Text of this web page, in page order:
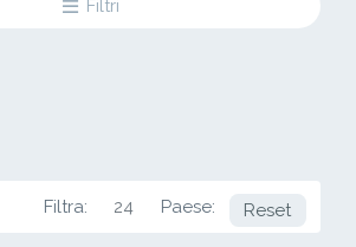
Filtri
Filtra: 24 Paese: LT
Reset